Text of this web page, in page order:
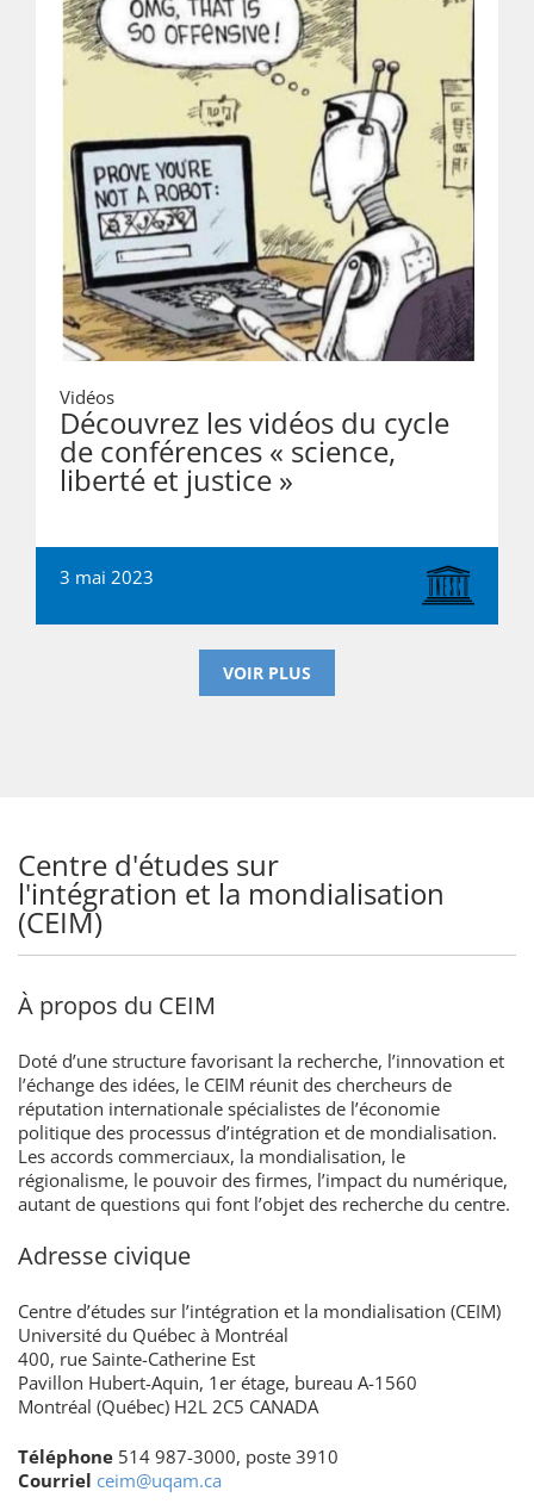
Vidéos
Découvrez les vidéos du cycle
de conférences « science,
liberté et justice »
3 mai 2023
VOIR PLUS
Centre d'études sur
l'intégration et la mondialisation
(CEIM)
À propos du CEIM
Doté d’une structure favorisant la recherche, l’innovation et
l’échange des idées, le CEIM réunit des chercheurs de
réputation internationale spécialistes de l’économie
politique des processus d’intégration et de mondialisation.
Les accords commerciaux, la mondialisation, le
régionalisme, le pouvoir des firmes, l’impact du numérique,
autant de questions qui font l’objet des recherche du centre.
Adresse civique
Centre d’études sur l’intégration et la mondialisation (CEIM)
Université du Québec à Montréal
400, rue Sainte-Catherine Est
Pavillon Hubert-Aquin, 1er étage, bureau A-1560
Montréal (Québec) H2L 2C5 CANADA
Téléphone 514 987-3000, poste 3910
Courriel ceim@uqam.ca